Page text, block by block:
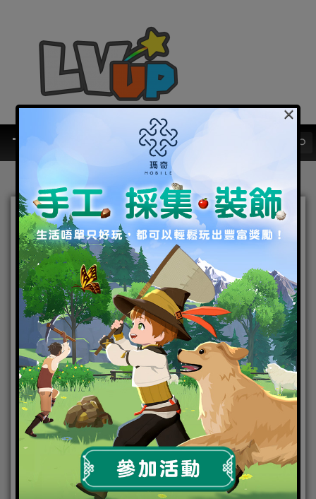
《MINDHACK / 精神駭
客》全新公開第五章！在一
個反烏托邦世界中，將惡人
的精神改寫為快樂人格吧
2025-03-10 |Android,IOS,手機遊戲
×